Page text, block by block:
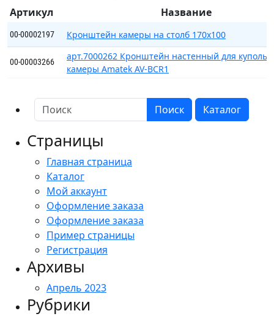
Артикул Название
00-00002197 Кронштейн камеры на столб 170х100
00-00003266
арт.7000262 Кронштейн настенный для
камеры Amatek AV-BCR1
Поиск Каталог
Страницы
Главная страница
Каталог
Мой аккаунт
Оформление заказа
Оформление заказа
Пример страницы
Регистрация
Архивы
Апрель 2023
Рубрики